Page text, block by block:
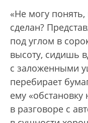
«Не могу понять,
сделан?
под углом в
высоту, сидишь
с заложенными
перебирает
ему
в разговоре с